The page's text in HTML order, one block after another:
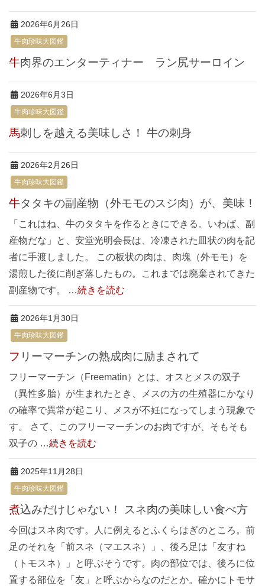
2026年6月26日
牛肉珍味大図鑑
牛肉界のエンターティナー ラン尻サーロイン
2026年6月3日
牛肉珍味大図鑑
馬刺しを越える美味しさ！ 牛の刺身
2026年2月26日
牛肉珍味大図鑑
牛タタキの副産物（外モモのスジ肉）が、美味！
「これはね、牛のタタキを作るときにできる。いわば、副
産物だな」と、安堂光明会長は、冷凍された皿状の肉を記
者に手渡しました。 この板状の肉は、肉塊（外モモ）を
湯煎した後に削ぎ落したもの。これまでは廃棄されてきた
副産物です。 …続きを読む
2026年1月30日
牛肉珍味大図鑑
フリーマーチンの熟成肉に励まされて
フリーマーチン（Freematin）とは、オスとメスの双子
（異性多胎）が生まれたとき、メスの方の生殖器にかなり
の確率で異常が起こり、メスが不妊になってしまう現象で
す。 さて、このフリーマーチンのお肉ですが、そもそも
双子の …続きを読む
2025年11月28日
牛肉珍味大図鑑
煮込みだけじゃない！ スネ肉の美味しい食べ方
今回はスネ肉です。人に例えるとふくらはぎのところ。前
足のそれを「前スネ（マエスネ）」、後ろ足は「友すね
（トモスネ）」と呼ぶそうです。肉の部位では、後ろに位
置する部位を「友」と呼ぶからなのだとか。確かにトモサ